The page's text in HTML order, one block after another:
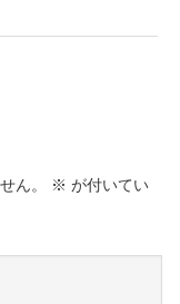
ん。 ※ が付いてい